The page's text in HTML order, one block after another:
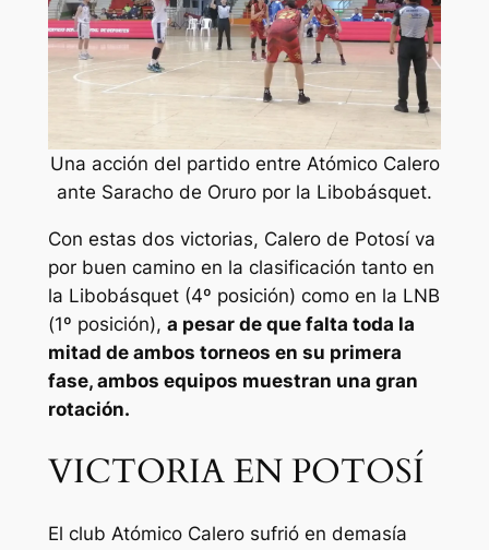
Una acción del partido entre Atómico Calero
ante Saracho de Oruro por la Libobásquet.
Con estas dos victorias, Calero de Potosí va
por buen camino en la clasificación tanto en
la Libobásquet (4º posición) como en la LNB
(1º posición), a pesar de que falta toda la
mitad de ambos torneos en su primera
fase, ambos equipos muestran una gran
rotación.
VICTORIA EN POTOSÍ
El club Atómico Calero sufrió en demasía